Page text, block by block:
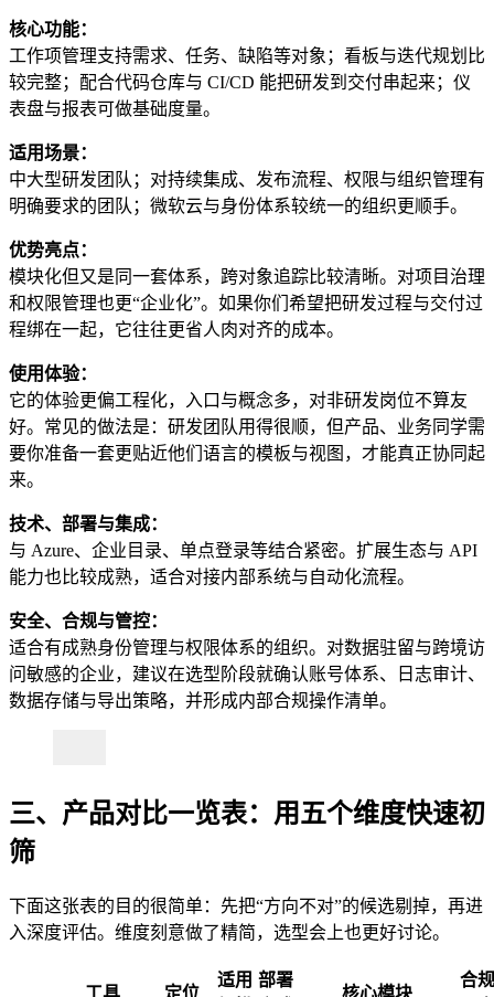
核心功能：
工作项管理支持需求、任务、缺陷等对象；看板与迭代规划比
较完整；配合代码仓库与 CI/CD 能把研发到交付串起来；仪
表盘与报表可做基础度量。
适用场景：
中大型研发团队；对持续集成、发布流程、权限与组织管理有
明确要求的团队；微软云与身份体系较统一的组织更顺手。
优势亮点：
模块化但又是同一套体系，跨对象追踪比较清晰。对项目治理
和权限管理也更“企业化”。如果你们希望把研发过程与交付过
程绑在一起，它往往更省人肉对齐的成本。
使用体验：
它的体验更偏工程化，入口与概念多，对非研发岗位不算友
好。常见的做法是：研发团队用得很顺，但产品、业务同学需
要你准备一套更贴近他们语言的模板与视图，才能真正协同起
来。
技术、部署与集成：
与 Azure、企业目录、单点登录等结合紧密。扩展生态与 API
能力也比较成熟，适合对接内部系统与自动化流程。
安全、合规与管控：
适合有成熟身份管理与权限体系的组织。对数据驻留与跨境访
问敏感的企业，建议在选型阶段就确认账号体系、日志审计、
数据存储与导出策略，并形成内部合规操作清单。
三、产品对比一览表：用五个维度快速初
筛
下面这张表的目的很简单：先把“方向不对”的候选剔掉，再进
入深度评估。维度刻意做了精简，选型会上也更好讨论。
工具 定位
适用 部署
核心模块
合规